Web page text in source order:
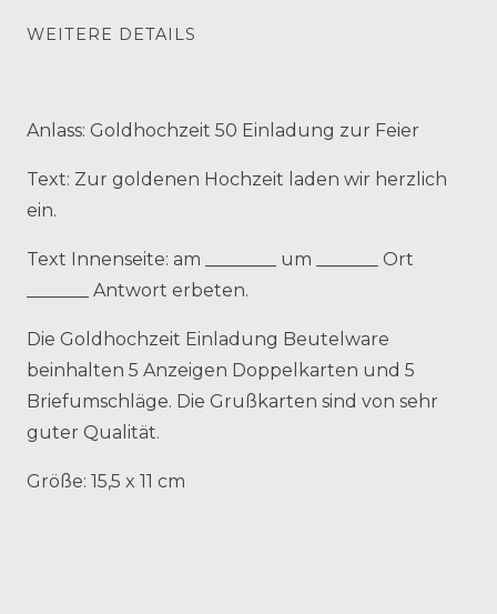
WEITERE DETAILS
Anlass: Goldhochzeit 50 Einladung zur Feier
Text: Zur goldenen Hochzeit laden wir herzlich
ein.
Text Innenseite: am ________ um _______ Ort
_______ Antwort erbeten.
Die Goldhochzeit Einladung Beutelware
beinhalten 5 Anzeigen Doppelkarten und 5
Briefumschläge. Die Grußkarten sind von sehr
guter Qualität.
Größe: 15,5 x 11 cm